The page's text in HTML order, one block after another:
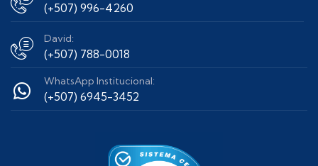
(+507) 996-4260
David:
(+507) 788-0018
WhatsApp Institucional:
(+507) 6945-3452